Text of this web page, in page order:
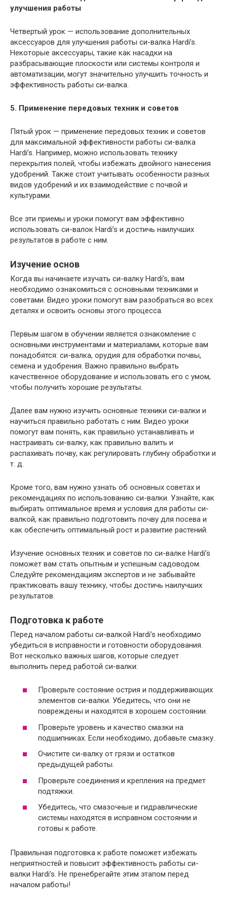
улучшения работы
Четвертый урок — использование дополнительных
аксессуаров для улучшения работы си-валка Hardi’s.
Некоторые аксессуары, такие как насадки на
разбрасывающие плоскости или системы контроля и
автоматизации, могут значительно улучшить точность и
эффективность работы си-валка.
5. Применение передовых техник и советов
Пятый урок — применение передовых техник и советов
для максимальной эффективности работы си-валка
Hardi’s. Например, можно использовать технику
перекрытия полей, чтобы избежать двойного нанесения
удобрений. Также стоит учитывать особенности разных
видов удобрений и их взаимодействие с почвой и
культурами.
Все эти приемы и уроки помогут вам эффективно
использовать си-валок Hardi’s и достичь наилучших
результатов в работе с ним.
Изучение основ
Когда вы начинаете изучать си-валку Hardi’s, вам
необходимо ознакомиться с основными техниками и
советами. Видео уроки помогут вам разобраться во всех
деталях и освоить основы этого процесса.
Первым шагом в обучении является ознакомление с
основными инструментами и материалами, которые вам
понадобятся: си-валка, орудия для обработки почвы,
семена и удобрения. Важно правильно выбрать
качественное оборудование и использовать его с умом,
чтобы получить хорошие результаты.
Далее вам нужно изучить основные техники си-валки и
научиться правильно работать с ним. Видео уроки
помогут вам понять, как правильно устанавливать и
настраивать си-валку, как правильно валить и
распахивать почву, как регулировать глубину обработки и
т. д.
Кроме того, вам нужно узнать об основных советах и
рекомендациях по использованию си-валки. Узнайте, как
выбирать оптимальное время и условия для работы си-
валкой, как правильно подготовить почву для посева и
как обеспечить оптимальный рост и развитие растений.
Изучение основных техник и советов по си-валке Hardi’s
поможет вам стать опытным и успешным садоводом.
Следуйте рекомендациям экспертов и не забывайте
практиковать вашу технику, чтобы достичь наилучших
результатов.
Подготовка к работе
Перед началом работы си-валкой Hardi’s необходимо
убедиться в исправности и готовности оборудования.
Вот несколько важных шагов, которые следует
выполнить перед работой си-валки:
Проверьте состояние острия и поддерживающих
элементов си-валки. Убедитесь, что они не
повреждены и находятся в хорошем состоянии.
Проверьте уровень и качество смазки на
подшипниках. Если необходимо, добавьте смазку.
Очистите си-валку от грязи и остатков
предыдущей работы.
Проверьте соединения и крепления на предмет
подтяжки.
Убедитесь, что смазочные и гидравлические
системы находятся в исправном состоянии и
готовы к работе.
Правильная подготовка к работе поможет избежать
неприятностей и повысит эффективность работы си-
валки Hardi’s. Не пренебрегайте этим этапом перед
началом работы!